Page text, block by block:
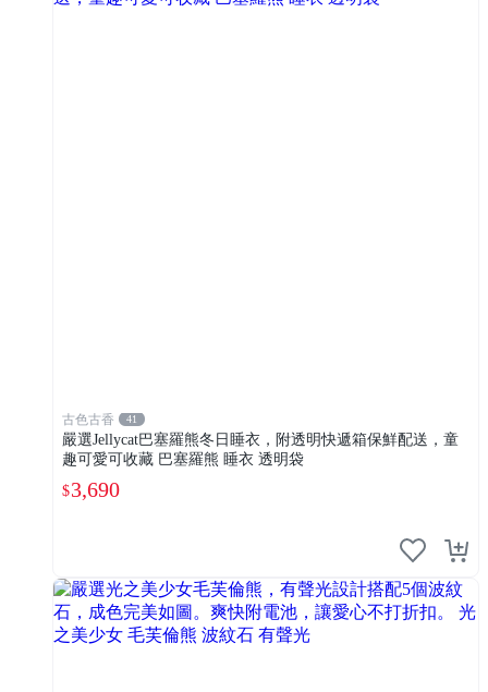
古色古香 41
嚴選Jellycat巴塞羅熊冬日睡衣，附透明快遞箱保鮮配送，童
趣可愛可收藏 巴塞羅熊 睡衣 透明袋
$3,690